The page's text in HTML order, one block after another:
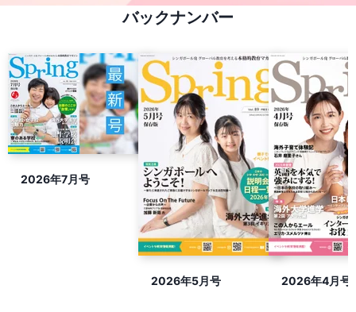
バックナンバー
2026年7月号
2026年5月号 2026年4月号